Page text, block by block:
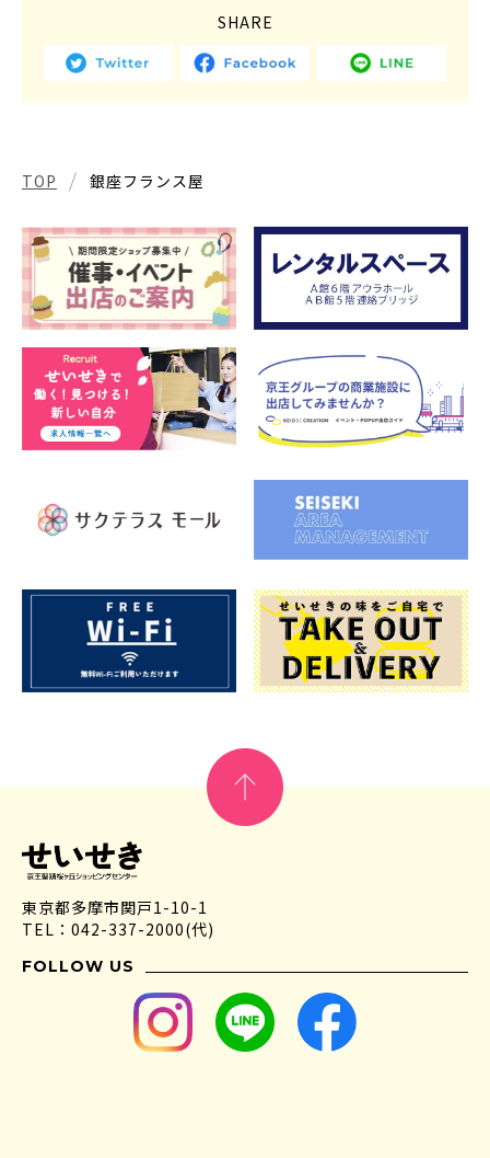
SHARE
TOP 銀座フランス屋
東京都多摩市関戸1-10-1
TEL：042-337-2000(代)
FOLLOW US